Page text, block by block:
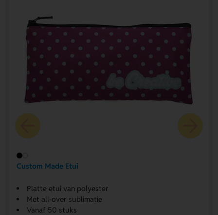
Custom Made Etui
Platte etui van polyester
Met all-over sublimatie
Vanaf 50 stuks